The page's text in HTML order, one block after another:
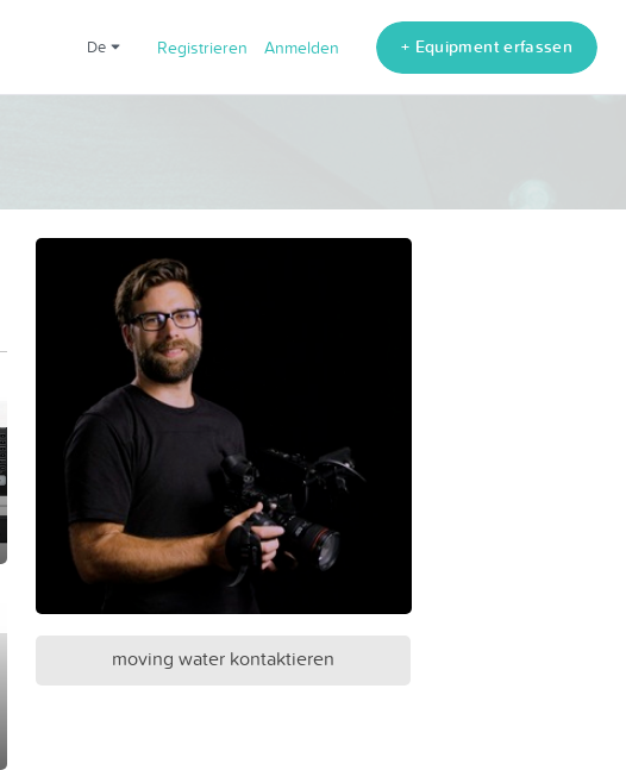
de Registrieren Anmelden + Equipment erfassen
moving water kontaktieren